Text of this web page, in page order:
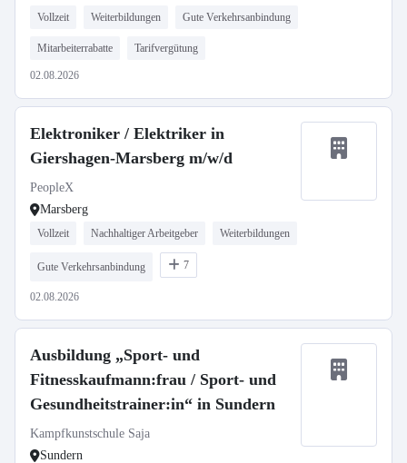
Vollzeit Weiterbildungen Gute Verkehrsanbindung
Mitarbeiterrabatte Tarifvergütung
02.08.2026
Elektroniker / Elektriker in
Giershagen-Marsberg m/w/d
PeopleX
Marsberg
Vollzeit Nachhaltiger Arbeitgeber Weiterbildungen
Gute Verkehrsanbindung 7
02.08.2026
Ausbildung „Sport- und
Fitnesskaufmann:frau / Sport- und
Gesundheitstrainer:in“ in Sundern
Kampfkunstschule Saja
Sundern